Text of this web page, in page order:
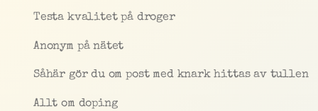
Testa kvalitet på droger
Anonym på nätet
Såhär gör du om post med knark hittas av tullen
Allt om doping